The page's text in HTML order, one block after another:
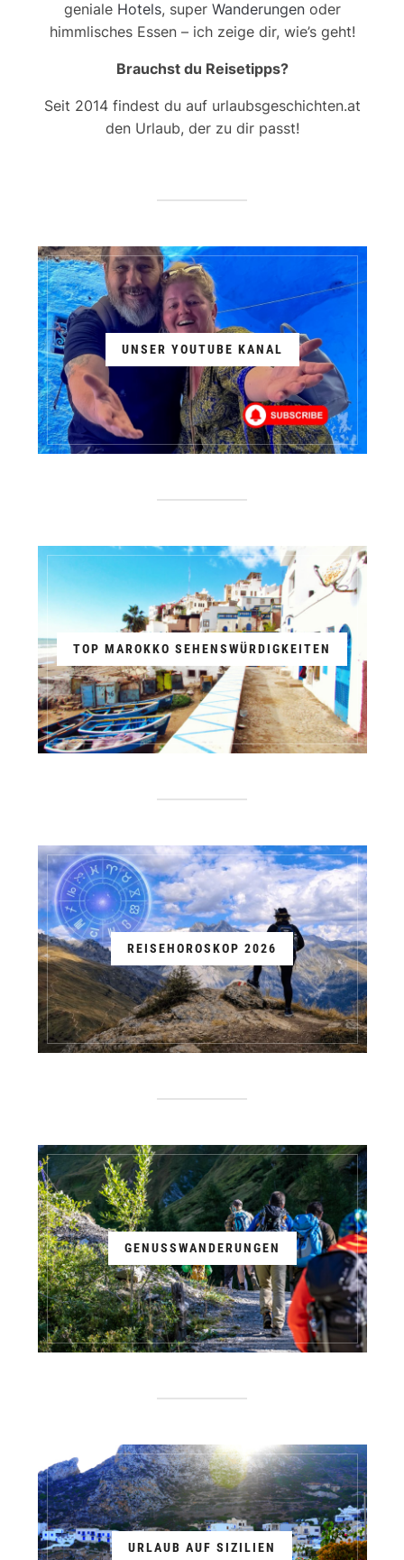
geniale Hotels, super Wanderungenoder
himmlisches Essen – ich zeige dir, wie’s geht!
Brauchst du Reisetipps?
Seit 2014 findest du auf urlaubsgeschichten.at
den Urlaub, der zu dir passt!
UNSER YOUTUBE KANAL
TOP MAROKKO SEHENSWÜRDIGKEITEN
REISEHOROSKOP 2026
GENUSSWANDERUNGEN
URLAUB AUF SIZILIEN